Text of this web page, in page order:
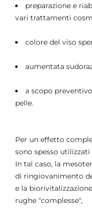
preparazione e
vari trattamenti
colore del viso
aumentata
a scopo
pelle.
Per un effetto
sono spesso
In tal caso, la
di ringiovanimento
e la
rughe "complesse",